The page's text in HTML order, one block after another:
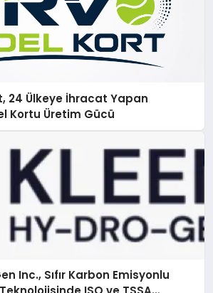
24 Ülkeye İhracat Yapan
Kortu Üretim Gücü
Inc., Sıfır Karbon Emisyonlu